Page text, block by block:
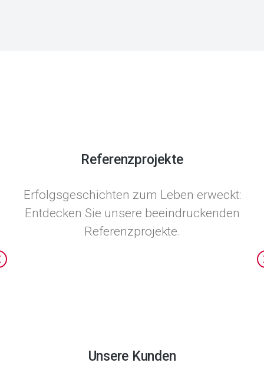
Referenzprojekte
Erfolgsgeschichten zum Leben erweckt:
Entdecken Sie unsere beeindruckenden
Referenzprojekte.
Unsere Kunden